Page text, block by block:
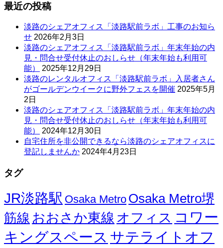
最近の投稿
淡路のシェアオフィス「淡路駅前ラボ」工事のお知ら
せ 2026年2月3日
淡路のシェアオフィス「淡路駅前ラボ」年末年始の内
見・問合せ受付休止のおしらせ（年末年始も利用可
能）
2025年12月29日
淡路のレンタルオフィス「淡路駅前ラボ」入居者さん
がゴールデンウイークに野外フェスを開催 2025年5月
2日
淡路のシェアオフィス「淡路駅前ラボ」年末年始の内
見・問合せ受付休止のおしらせ（年末年始も利用可
能）
2024年12月30日
自宅住所を非公開できるなら淡路のシェアオフィスに
登記しませんか 2024年4月23日
タグ
JR淡路駅 Osaka Metro Osaka Metro堺
筋線 おおさか東線 オフィス コワー
キングスペース サテライトオフ